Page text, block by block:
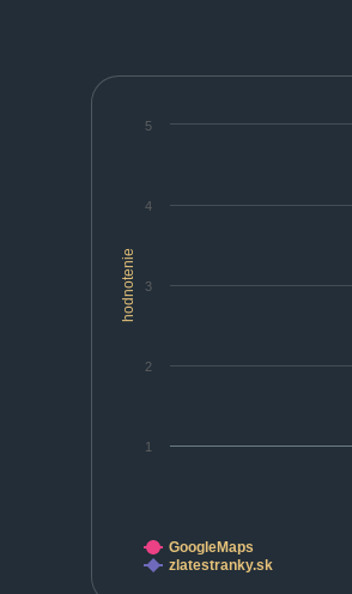
hodnotenie
1
2
3
4
5
GoogleMaps
zlatestranky.sk